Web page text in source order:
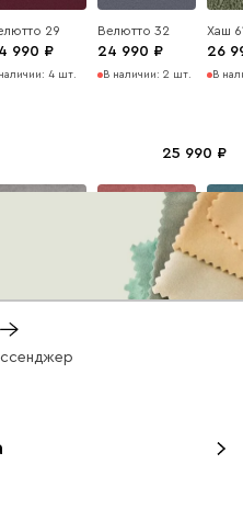
29
990
4 шт.
Велютто 32
24 990
В наличии: 2 шт.
Хаш
26
В
25 990
Коралловый
Минт